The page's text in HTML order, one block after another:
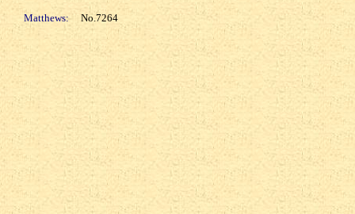
Matthews: No.7264